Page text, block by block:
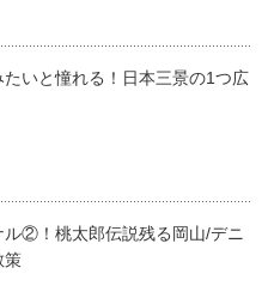
いと憧れる！日本三景の1つ広
ル②！桃太郎伝説残る岡山/デニ
策